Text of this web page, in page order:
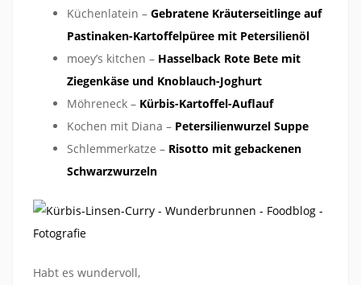
Küchenlatein – Gebratene Kräuterseitlinge auf
Pastinaken-Kartoffelpüree mit Petersilienöl
moey’s kitchen – Hasselback Rote Bete mit
Ziegenkäse und Knoblauch-Joghurt
Möhreneck – Kürbis-Kartoffel-Auflauf
Kochen mit Diana – Petersilienwurzel Suppe
Schlemmerkatze – Risotto mit gebackenen
Schwarzwurzeln
Habt es wundervoll,